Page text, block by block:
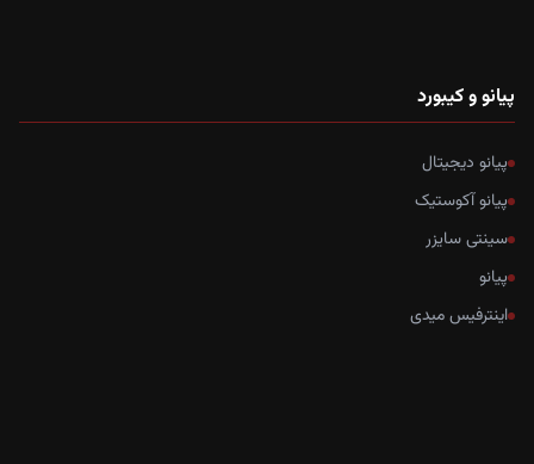
پیانو و کیبورد
پیانو دیجیتال
پیانو آکوستیک
سینتی سایزر
پیانو
اینترفیس میدی